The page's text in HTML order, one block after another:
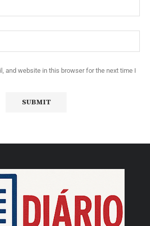
and website in this browser for the next time I